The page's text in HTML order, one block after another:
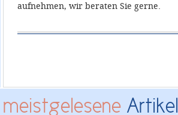
aufnehmen, wir beraten Sie gerne.
meistgelesene Artikel